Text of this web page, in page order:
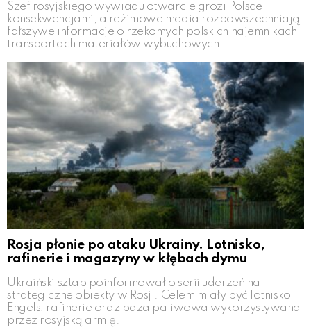
Szef rosyjskiego wywiadu otwarcie grozi Polsce
konsekwencjami, a reżimowe media rozpowszechniają
fałszywe informacje o rzekomych polskich najemnikach i
transportach materiałów wybuchowych.
Rosja płonie po ataku Ukrainy. Lotnisko,
rafinerie i magazyny w kłębach dymu
Ukraiński sztab poinformował o serii uderzeń na
strategiczne obiekty w Rosji. Celem miały być lotnisko
Engels, rafinerie oraz baza paliwowa wykorzystywana
przez rosyjską armię.